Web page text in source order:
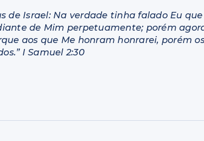
de Israel: Na verdade tinha falado Eu
de Mim perpetuamente; porém
aos que Me honram honrarei, porém
I Samuel 2:30